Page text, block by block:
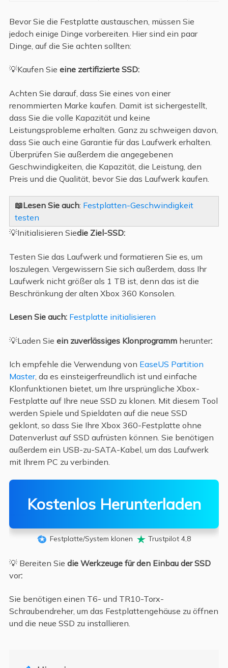
Bevor Sie die Festplatte austauschen, müssen Sie
jedoch einige Dinge vorbereiten. Hier sind ein paar
Dinge, auf die Sie achten sollten:
💡Kaufen Sie eine zertifizierte SSD:
Achten Sie darauf, dass Sie eines von einer
renommierten Marke kaufen. Damit ist sichergestellt,
dass Sie die volle Kapazität und keine
Leistungsprobleme erhalten. Ganz zu schweigen davon,
dass Sie auch eine Garantie für das Laufwerk erhalten.
Überprüfen Sie außerdem die angegebenen
Geschwindigkeiten, die Kapazität, die Leistung, den
Preis und die Qualität, bevor Sie das Laufwerk kaufen.
📖Lesen Sie auch: Festplatten-Geschwindigkeit
testen
💡Initialisieren Siedie Ziel-SSD:
Testen Sie das Laufwerk und formatieren Sie es, um
loszulegen. Vergewissern Sie sich außerdem, dass Ihr
Laufwerk nicht größer als 1 TB ist, denn das ist die
Beschränkung der alten Xbox 360 Konsolen.
Lesen Sie auch: Festplatte initialisieren
💡Laden Sie ein zuverlässiges Klonprogrammherunter:
Ich empfehle die Verwendung von EaseUS Partition
Master, da es einsteigerfreundlich ist und einfache
Klonfunktionen bietet, um Ihre ursprüngliche Xbox-
Festplatte auf Ihre neue SSD zu klonen. Mit diesem Tool
werden Spiele und Spieldaten auf die neue SSD
geklont, so dass Sie Ihre Xbox 360-Festplatte ohne
Datenverlust auf SSD aufrüsten können. Sie benötigen
außerdem ein USB-zu-SATA-Kabel, um das Laufwerk
mit Ihrem PC zu verbinden.
Kostenlos Herunterladen
 Festplatte/System klonen  Trustpilot 4,8
💡 Bereiten Sie die Werkzeuge für den Einbau der SSD
vor:
Sie benötigen einen T6- und TR10-Torx-
Schraubendreher, um das Festplattengehäuse zu öffnen
und die neue SSD zu installieren.